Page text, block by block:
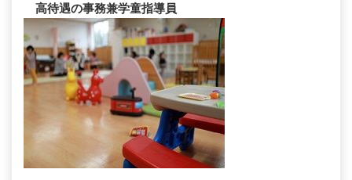
高待遇の事務兼学童指導員